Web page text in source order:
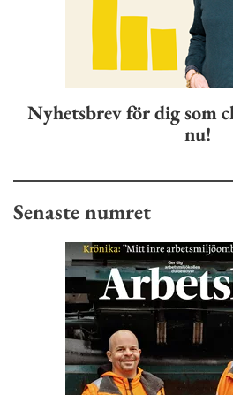
Nyhetsbrev för dig som
nu!
Senaste numret